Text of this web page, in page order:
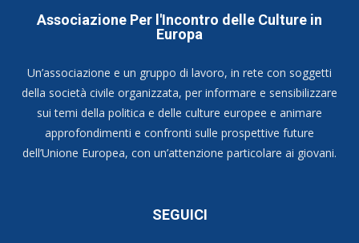
Associazione Per l'Incontro delle Culture in
Europa
Un’associazione e un gruppo di lavoro, in rete con soggetti
della società civile organizzata, per informare e sensibilizzare
sui temi della politica e delle culture europee e animare
approfondimenti e confronti sulle prospettive future
dell’Unione Europea, con un’attenzione particolare ai giovani.
SEGUICI